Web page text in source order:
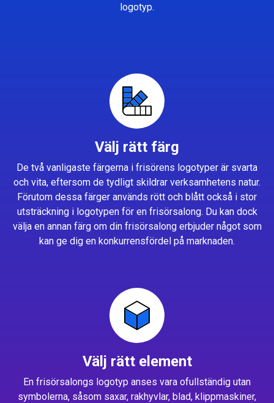
logotyp.
Välj rätt färg
De två vanligaste färgerna i frisörens logotyper är svarta
och vita, eftersom de tydligt skildrar verksamhetens natur.
Förutom dessa färger används rött och blått också i stor
utsträckning i logotypen för en frisörsalong. Du kan dock
välja en annan färg om din frisörsalong erbjuder något som
kan ge dig en konkurrensfördel på marknaden.
Välj rätt element
En frisörsalongs logotyp anses vara ofullständig utan
symbolerna, såsom saxar, rakhyvlar, blad, klippmaskiner,